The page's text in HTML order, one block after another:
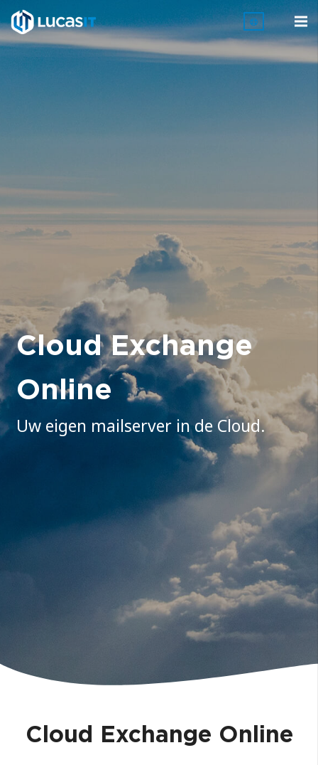
Cloud Exchange
Online
Uw eigen mailserver in de Cloud.
Cloud Exchange Online